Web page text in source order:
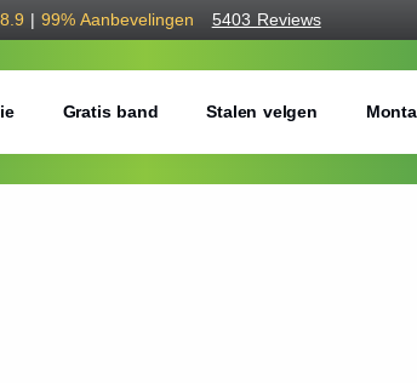
8.9 | 99% Aanbevelingen 5403 Reviews
Gratis band Stalen velgen